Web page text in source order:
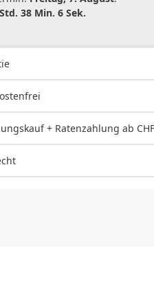
38 Min. 6 Sek.
+ Ratenzahlung ab